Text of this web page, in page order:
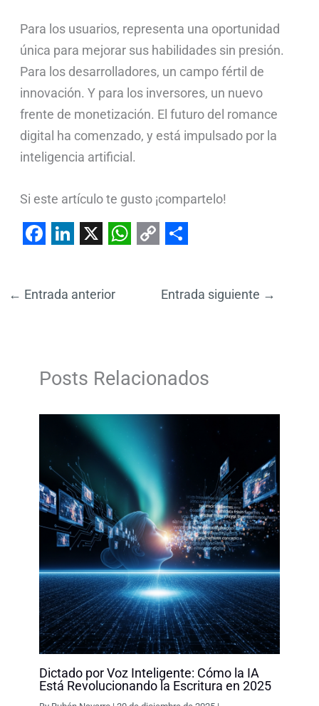
Para los usuarios, representa una oportunidad
única para mejorar sus habilidades sin presión.
Para los desarrolladores, un campo fértil de
innovación. Y para los inversores, un nuevo
frente de monetización. El futuro del romance
digital ha comenzado, y está impulsado por la
inteligencia artificial.
Si este artículo te gusto ¡compartelo!
c
n
d
I
n
a
A
p
p
i
n
k
a
← Entrada anterior Entrada siguiente →
Posts Relacionados
Dictado por Voz Inteligente: Cómo la IA
Está Revolucionando la Escritura en 2025